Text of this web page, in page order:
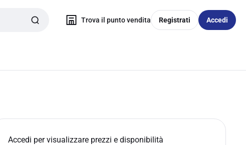
Trova il punto vendita Registrati Accedi
Accedi per visualizzare prezzi e disponibilità